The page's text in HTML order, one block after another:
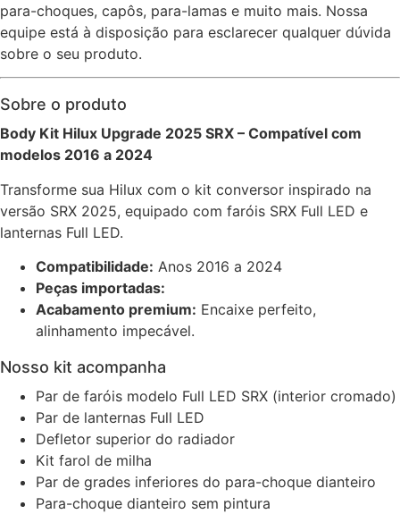
para-choques, capôs, para-lamas e muito mais. Nossa
equipe está à disposição para esclarecer qualquer dúvida
sobre o seu produto.
Sobre o produto
Body Kit Hilux Upgrade 2025 SRX – Compatível com
modelos 2016 a 2024
Transforme sua Hilux com o kit conversor inspirado na
versão SRX 2025, equipado com faróis SRX Full LED e
lanternas Full LED.
Compatibilidade: Anos 2016 a 2024
Peças importadas:
Acabamento premium: Encaixe perfeito,
alinhamento impecável.
Nosso kit acompanha
Par de faróis modelo Full LED SRX (interior cromado)
Par de lanternas Full LED
Defletor superior do radiador
Kit farol de milha
Par de grades inferiores do para-choque dianteiro
Para-choque dianteiro sem pintura